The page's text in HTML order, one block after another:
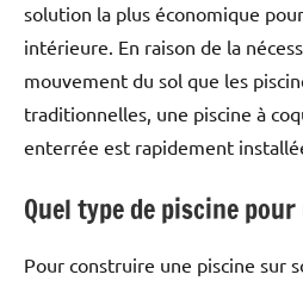
solution la plus économique
intérieure. En raison de la
mouvement du sol que les
traditionnelles, une piscine à
enterrée est rapidement
Quel type de piscine
Pour construire une piscine sur